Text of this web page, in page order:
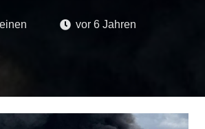
vor 6 Jahren